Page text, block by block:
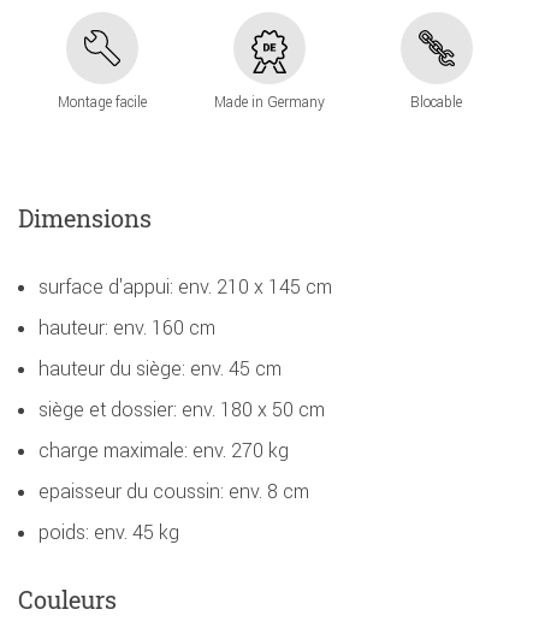
Montage facile Made in Germany Blocable
Dimensions
surface d'appui: env. 210 x 145 cm
hauteur: env. 160 cm
hauteur du siège: env. 45 cm
siège et dossier: env. 180 x 50 cm
charge maximale: env. 270 kg
epaisseur du coussin: env. 8 cm
poids: env. 45 kg
Couleurs